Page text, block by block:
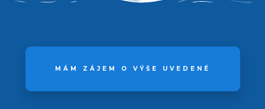
MÁM ZÁJEM O VÝŠE UVEDENÉ